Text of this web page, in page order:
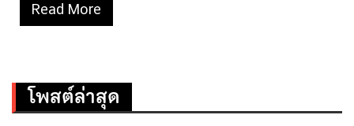
Read More
โพสต์ล่าสุด